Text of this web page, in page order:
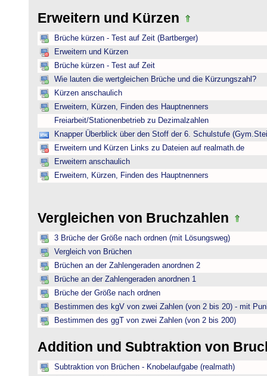
Erweitern und Kürzen
Brüche kürzen - Test auf Zeit (Bartberger)
Erweitern und Kürzen
Brüche kürzen - Test auf Zeit
Wie lauten die wertgleichen Brüche und die Kürzungszahl?
Kürzen anschaulich
Erweitern, Kürzen, Finden des Hauptnenners
Freiarbeit/Stationenbetrieb zu Dezimalzahlen
Knapper Überblick über den Stoff der 6. Schulstufe
Erweitern und Kürzen Links zu Dateien auf realmath.de
Erweitern anschaulich
Erweitern, Kürzen, Finden des Hauptnenners
Vergleichen von Bruchzahlen
3 Brüche der Größe nach ordnen (mit Lösungsweg)
Vergleich von Brüchen
Brüchen an der Zahlengeraden anordnen 2
Brüche an der Zahlengeraden anordnen 1
Brüche der Größe nach ordnen
Bestimmen des kgV von zwei Zahlen (von 2 bis 20) - mit
Bestimmen des ggT von zwei Zahlen (von 2 bis 200)
Addition und Subtraktion von
Subtraktion von Brüchen - Knobelaufgabe (realmath)